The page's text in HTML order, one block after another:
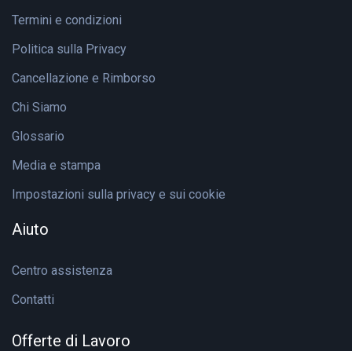
Termini e condizioni
Politica sulla Privacy
Cancellazione e Rimborso
Chi Siamo
Glossario
Media e stampa
Impostazioni sulla privacy e sui cookie
Aiuto
Centro assistenza
Contatti
Offerte di Lavoro